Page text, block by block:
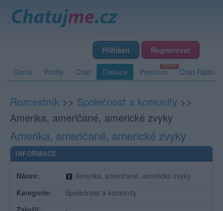
Přihlásit Registrovat
Domů Profily Chat Diskuze Premium Chat Rádio
Rozcestník >> Společnost a komunity >>
Amerika, američané, americké zvyky
Amerika, američané, americké zvyky
INFORMACE
Název:
Amerika, američané, americké zvyky
Kategorie:
Společnost a komunity